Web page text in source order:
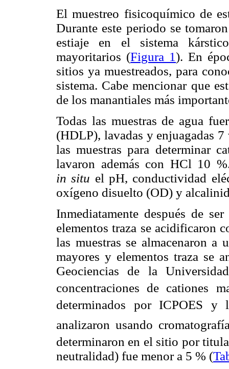
El muestreo fisicoquímico de
Durante este periodo se
estiaje en el sistema
mayoritarios (Figura 1). En
sitios ya muestreados, para
sistema. Cabe mencionar que
de los manantiales más
Todas las muestras de agua
(HDLP), lavadas y enjuagadas 7
las muestras para determinar
lavaron además con HCl 10
in situ el pH, conductividad
oxígeno disuelto (OD) y
Inmediatamente después de
elementos traza se acidificaron
las muestras se almacenaron a
mayores y elementos traza se
Geociencias de la
concentraciones de cationes
determinados por ICPOES y
analizaron usando
determinaron en el sitio por
neutralidad) fue menor a 5 % (